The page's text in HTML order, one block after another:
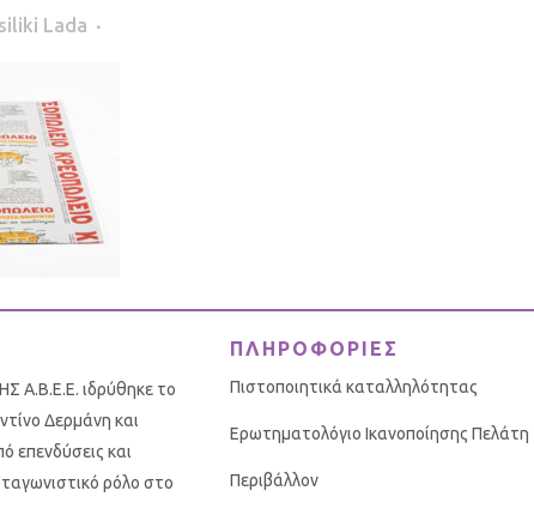
Lada
Α.Β.Ε.Ε. ιδρύθηκε το
Δερμάνη και
επενδύσεις και
ρόλο στο
ΠΛΗΡΟΦΟΡΙΕΣ
Πιστοποιητικά καταλληλότητας
Ερωτηματολόγιο Ικανοποίησης Πελάτη
Περιβάλλον